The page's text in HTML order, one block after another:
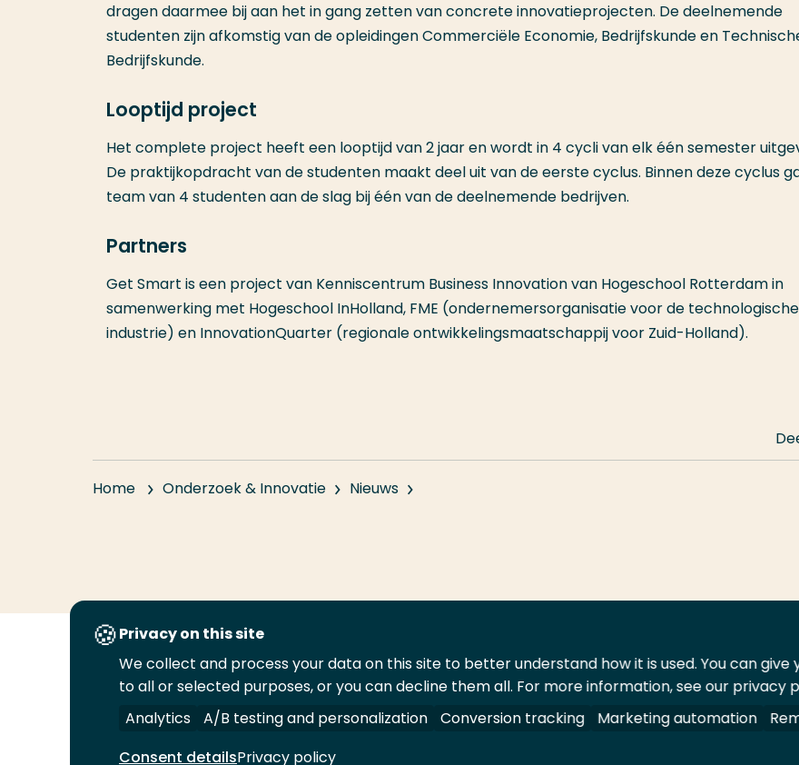
dragen daarmee bij aan het in gang zetten van concrete innovatieprojecten. De deelnemende
studenten zijn afkomstig van de opleidingen Commerciële Economie, Bedrijfskunde en
Bedrijfskunde.
Looptijd project
Het complete project heeft een looptijd van 2 jaar en wordt in 4 cycli van elk één semester
De praktijkopdracht van de studenten maakt deel uit van de eerste cyclus. Binnen deze cyclus
team van 4 studenten aan de slag bij één van de deelnemende bedrijven.
Partners
Get Smart is een project van Kenniscentrum Business Innovation van Hogeschool Rotterdam in
samenwerking met Hogeschool InHolland, FME (ondernemersorganisatie voor de technologische
industrie) en InnovationQuarter (regionale ontwikkelingsmaatschappij voor Zuid-Holland).
Home Onderzoek & Innovatie Nieuws
Volg
ons
op
Volg
ons
op
Volg
ons
op
Volg
ons
op
Juridisch Security A-Z Index Contact Leveranciers
© 2026 Hogeschool Rotterdam. Alle rechten voorbehouden.
Privacy on this site
We collect and process your data on this site to better understand how it is used. You can give
to all or selected purposes, or you can decline them all. For more information, see our privacy
Analytics
A/B testing and personalization Conversion tracking Marketing automation
Consent detailsPrivacy policy